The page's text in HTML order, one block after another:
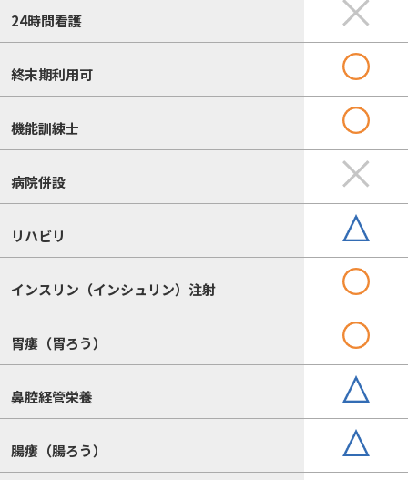
24時間看護
終末期利用可
機能訓練士
病院併設
リハビリ
インスリン（インシュリン）注射
胃瘻（胃ろう）
鼻腔経管栄養
腸瘻（腸ろう）